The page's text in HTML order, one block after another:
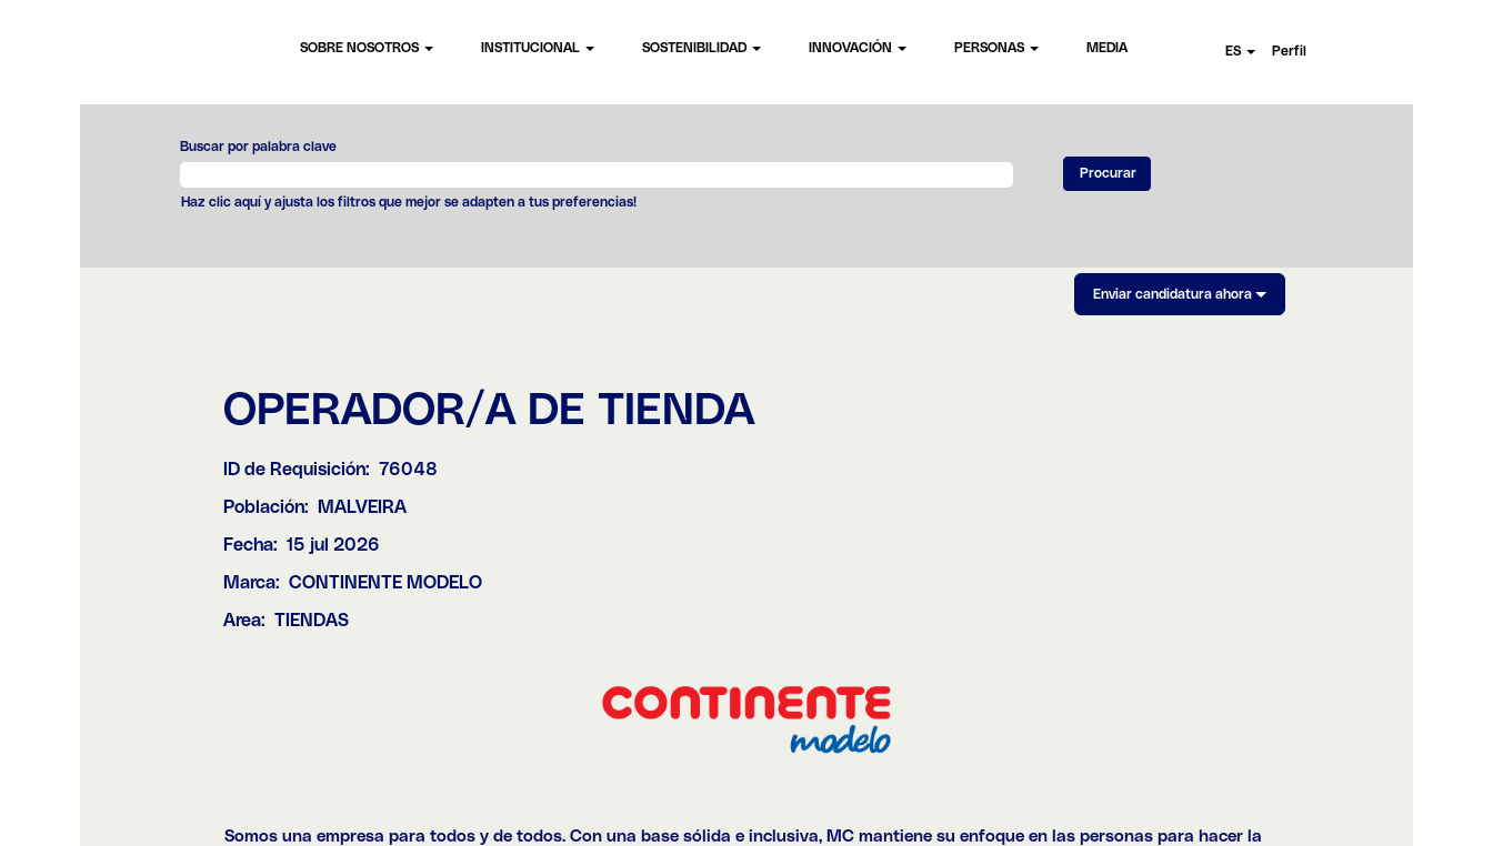
SOBRE NOSOTROS INSTITUCIONAL SOSTENIBILIDAD INNOVACIÓN PERSONAS MEDIA ES Perfil
Buscar por palabra clave
Haz clic aquí y ajusta los filtros que mejor se adapten a tus preferencias!
Enviar candidatura ahora
OPERADOR/A DE TIENDA
ID de Requisición: 76048
Población: MALVEIRA
Fecha: 15 jul 2026
Marca: CONTINENTE MODELO
Area: TIENDAS
Somos una empresa para todos y de todos. Con una base sólida e inclusiva, MC mantiene su enfoque en las personas para hacer la